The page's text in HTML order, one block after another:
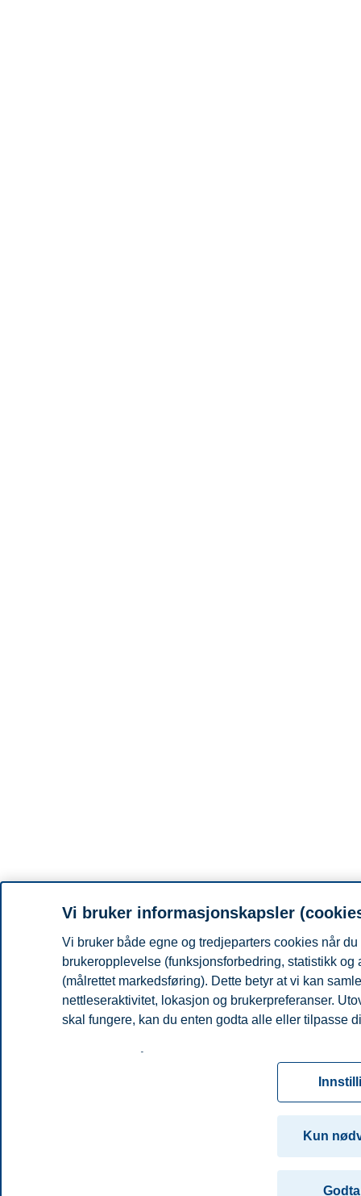
Vi bruker informasjonskapsler
Vi bruker både egne og tredjeparters cookies når
brukeropplevelse (funksjonsforbedring, statistikk
(målrettet markedsføring). Dette betyr at vi kan
nettleseraktivitet, lokasjon og brukerpreferanser.
skal fungere, kan du enten godta alle eller tilpasse
for informasjonskapsler. Du kan når som helst
ved å klikke på «Cookies» nederst på nettsiden vår.
cookie-erklæring
Kun